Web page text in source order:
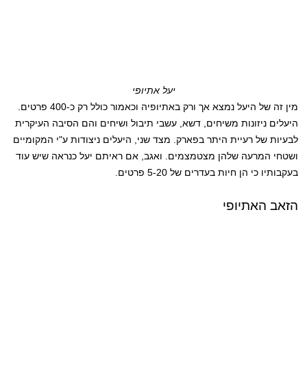
יעל אתיופי
מין זה של היעל נמצא אך ורק באתיופיה וכאמור כולל רק כ-400 פרטים.
היעלים ניזונות משיחים, דשא, עשבי תיבול ושיחים והם הסיבה העיקרית
לבעיות של רעיית היתר בפארק. מצד שני, היעלים ניצודות ע"י המקומיים
ושטחי המרעה שלהן מצטמצמים. ואגב, אם ראיתם יעל כנראה שיש עוד
בעקבותיו כי הן חיות בעדרים של 5-20 פרטים.
הזאב האתיופי